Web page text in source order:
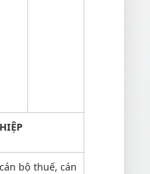
bộ thuế, cán